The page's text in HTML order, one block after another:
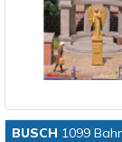
BUSCH 1099